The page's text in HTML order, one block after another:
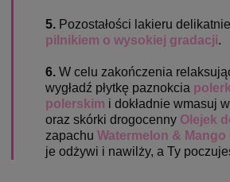
5. Pozostałości lakieru
pilnikiem o wysokiej gradacji.
6. W celu zakończenia
wygładź płytkę paznokcia
polerskim i dokładnie wmasuj
oraz skórki drogocenny Olejek
zapachu Watermelon & Mango
je odżywi i nawilży, a Ty